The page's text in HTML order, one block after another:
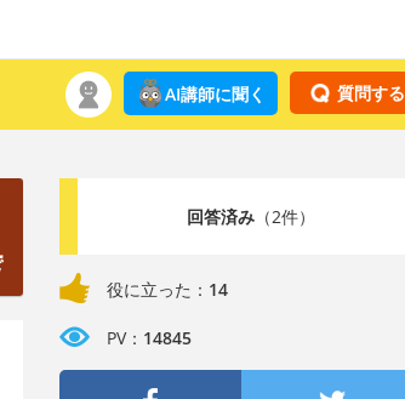
質問する
AI講師に聞く
回答済み（2件）
役に立った： 14
PV： 14845